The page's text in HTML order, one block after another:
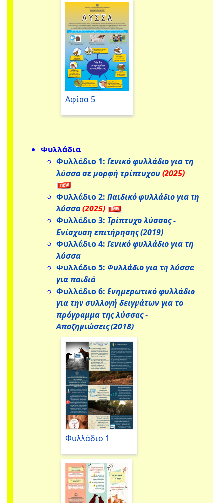
Αφίσα 5
Φυλλάδια
Φυλλάδιο 1: Γενικό φυλλάδιο για τη
λύσσα σε μορφή τρίπτυχου(2025)
Φυλλάδιο 2: Παιδικό φυλλάδιο για τη
λύσσα(2025)
Φυλλάδιο 3: Τρίπτυχο λύσσας -
Ενίσχυση επιτήρησης (2019)
Φυλλάδιο 4: Γενικό φυλλάδιο για τη
λύσσα
Φυλλάδιο 5: Φυλλάδιο για τη λύσσα
για παιδιά
Φυλλάδιο 6: Ενημερωτικό φυλλάδιο
για την συλλογή δειγμάτων για το
πρόγραμμα της λύσσας -
Αποζημιώσεις (2018)
Φυλλάδιο 1